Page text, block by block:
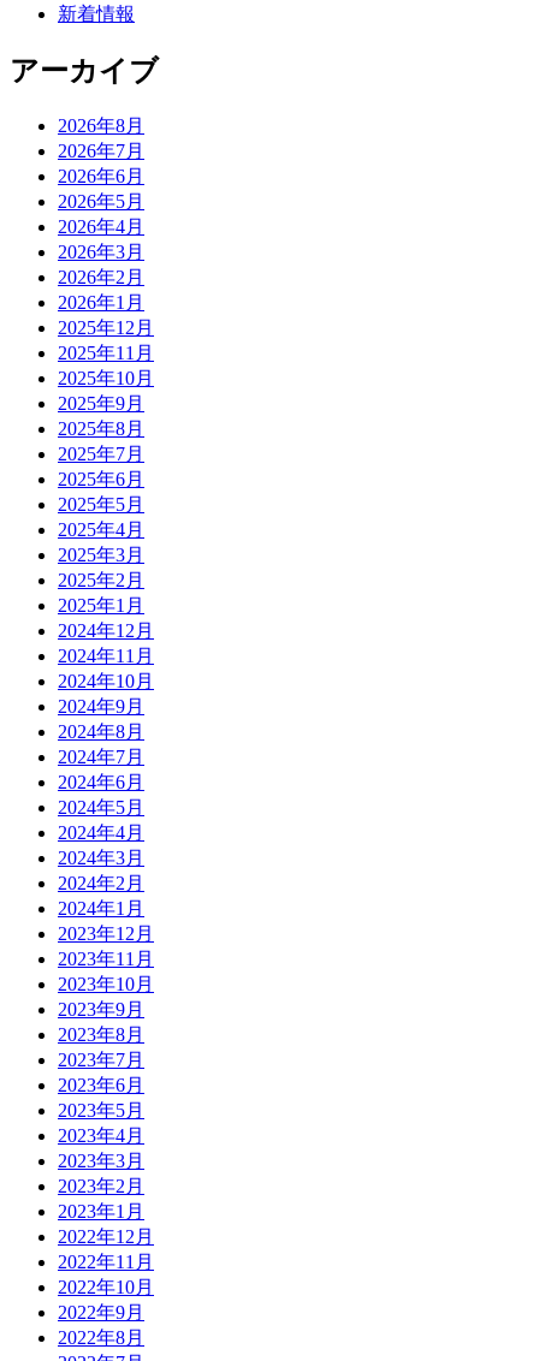
新着情報
アーカイブ
2026年8月
2026年7月
2026年6月
2026年5月
2026年4月
2026年3月
2026年2月
2026年1月
2025年12月
2025年11月
2025年10月
2025年9月
2025年8月
2025年7月
2025年6月
2025年5月
2025年4月
2025年3月
2025年2月
2025年1月
2024年12月
2024年11月
2024年10月
2024年9月
2024年8月
2024年7月
2024年6月
2024年5月
2024年4月
2024年3月
2024年2月
2024年1月
2023年12月
2023年11月
2023年10月
2023年9月
2023年8月
2023年7月
2023年6月
2023年5月
2023年4月
2023年3月
2023年2月
2023年1月
2022年12月
2022年11月
2022年10月
2022年9月
2022年8月